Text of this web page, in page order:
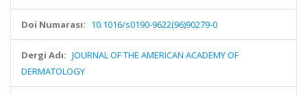
Doi Numarası: 10.1016/s0190-9622(96)90279-0
Dergi Adı: JOURNAL OF THE AMERICAN ACADEMY OF
DERMATOLOGY